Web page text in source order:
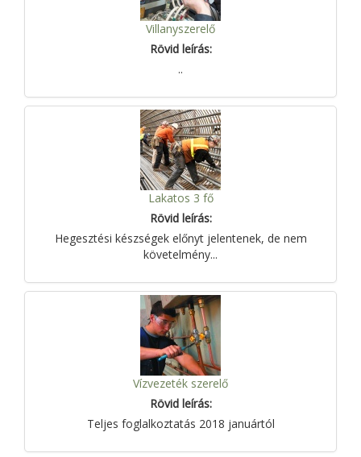
Villanyszerelő
Rövid leírás:
..
Lakatos 3 fő
Rövid leírás:
Hegesztési készségek előnyt jelentenek, de nem
követelmény...
Vízvezeték szerelő
Rövid leírás:
Teljes foglalkoztatás 2018 januártól